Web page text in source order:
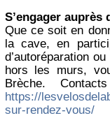
S’engager auprès
Que ce soit en
la cave, en
d’autoréparation
hors les murs,
Brèche.
https://
sur-rendez-vous/